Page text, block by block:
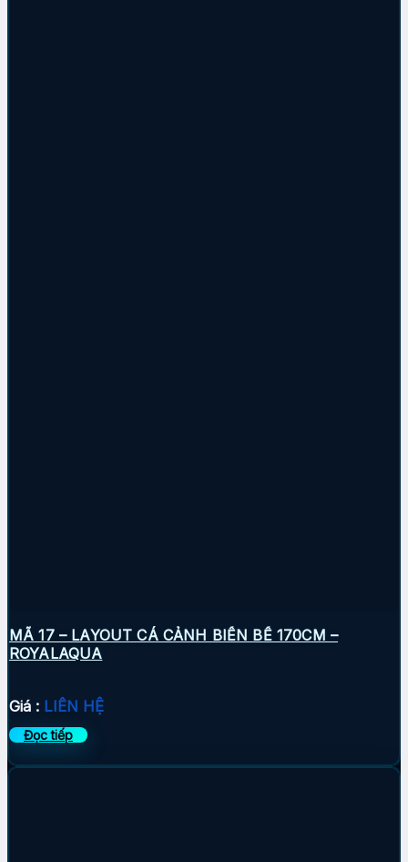
MÃ 17 – LAYOUT CÁ CẢNH BIỂN BỂ 170CM –
ROYALAQUA
Giá : LIÊN HỆ
Đọc tiếp